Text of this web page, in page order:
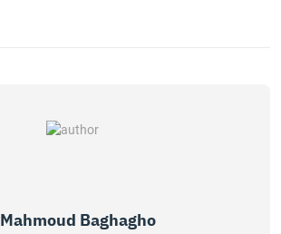
Mahmoud Baghagho